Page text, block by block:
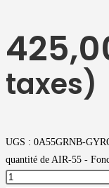
taxes)
UGS : 0A55GRNB-
quantité de AIR-55 -